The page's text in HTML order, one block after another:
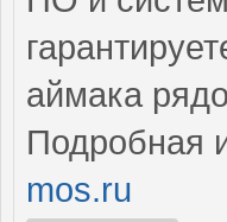
аймака
Подробная
mos.ru